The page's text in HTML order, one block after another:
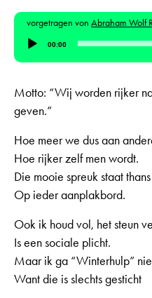
vorgetragen von Abraham Wolf
Audio-
Player
00:00
Motto: “Wij worden rijker
geven.”
Hoe meer we dus aan
Hoe rijker zelf men wordt.
Die mooie spreuk staat
Op ieder aanplakbord.
Ook ik houd vol, het steun
Is een sociale plicht.
Maar ik ga “Winterhulp”
Want die is slechts gesticht